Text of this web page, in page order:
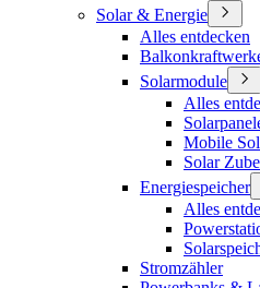
Solar & Energie
Alles entdecken
Solarmodule
Alles
Mobile
Solar
Energiespeicher
Alles
Stromzähler